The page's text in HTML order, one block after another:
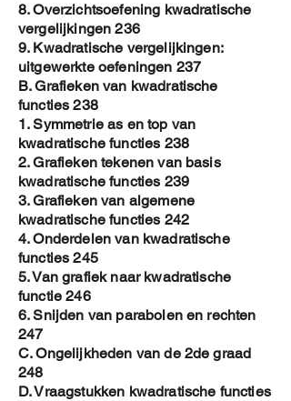
8. Overzichtsoefening kwadratische
vergelijkingen 236
9. Kwadratische vergelijkingen:
uitgewerkte oefeningen 237
B. Grafieken van kwadratische
functies 238
1. Symmetrie as en top van
kwadratische functies 238
2. Grafieken tekenen van basis
kwadratische functies 239
3. Grafieken van algemene
kwadratische functies 242
4. Onderdelen van kwadratische
functies 245
5. Van grafiek naar kwadratische
functie 246
6. Snijden van parabolen en rechten
247
C. Ongelijkheden van de 2de graad
248
D. Vraagstukken kwadratische functies